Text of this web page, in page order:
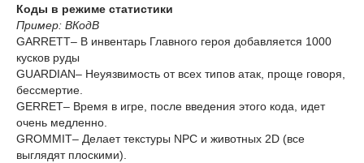
Коды в режиме статистики
Пример: BКодB
GARRETT– В инвентарь Главного героя добавляется 1000
кусков руды
GUARDIAN– Неуязвимость от всех типов атак, проще говоря,
бессмертие.
GERRET– Время в игре, после введения этого кода, идет
очень медленно.
GROMMIT– Делает текстуры NPC и животных 2D (все
выглядят плоскими).